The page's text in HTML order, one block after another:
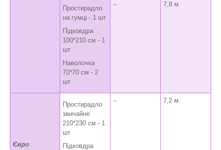
Простирадло
на гумці - 1 шт
Підковдра
100*210 см - 1
шт
Наволочка
70*70 см - 2
шт
-- 7,8 м
Євро
Простирадло
звичайне
210*230 см - 1
шт
Підковдра
-- 7,2 м